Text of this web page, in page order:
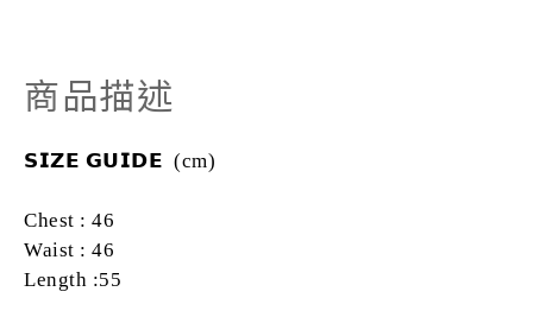
商品描述
𝗦𝗜𝗭𝗘 𝗚𝗨𝗜𝗗𝗘 (cm)
Chest : 46
Waist : 46
Length :55